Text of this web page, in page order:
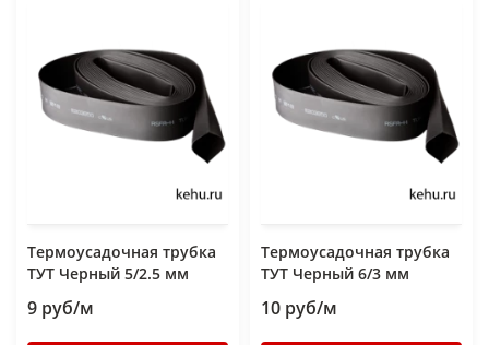
Термоусадочная трубка
ТУТ Черный 5/2.5 мм
9 руб/м
Термоусадочная трубка
ТУТ Черный 6/3 мм
10 руб/м